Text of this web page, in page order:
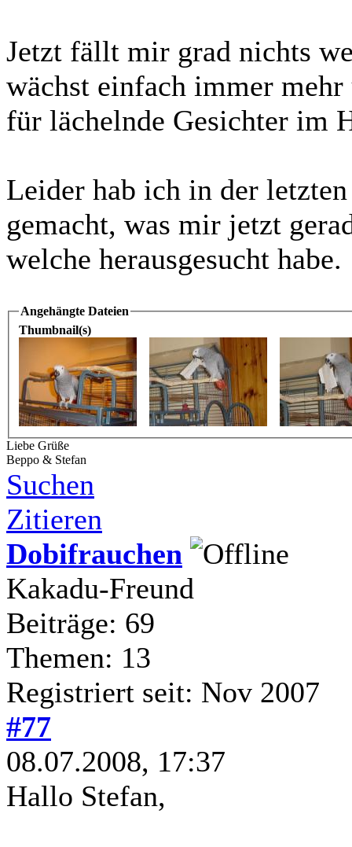
Jetzt fällt mir grad nichts
wächst einfach immer
für lächelnde Gesichter im
Leider hab ich in der
gemacht, was mir jetzt
welche herausgesucht habe.
Angehängte Dateien
Thumbnail(s)
Liebe Grüße
Beppo & Stefan
Suchen
Zitieren
Dobifrauchen
Kakadu-Freund
Beiträge: 69
Themen: 13
Registriert seit: Nov 2007
#77
08.07.2008, 17:37
Hallo Stefan,